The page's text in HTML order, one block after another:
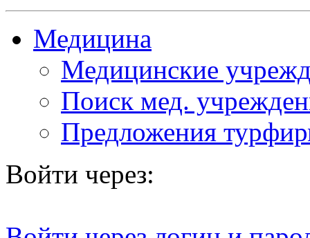
Медицина
Медицинские
Поиск мед.
Предложения
Войти через: